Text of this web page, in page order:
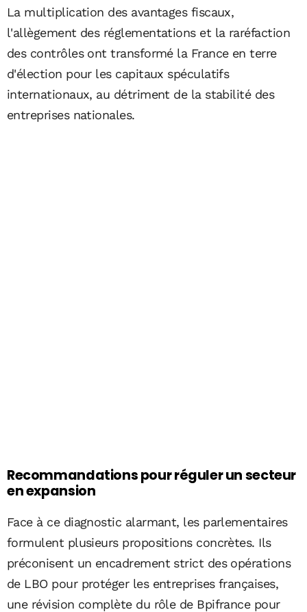
La multiplication des avantages fiscaux,
l'allègement des réglementations et la raréfaction
des contrôles ont transformé la France en terre
d'élection pour les capitaux spéculatifs
internationaux, au détriment de la stabilité des
entreprises nationales.
Recommandations pour réguler un secteur
en expansion
Face à ce diagnostic alarmant, les parlementaires
formulent plusieurs propositions concrètes. Ils
préconisent un encadrement strict des opérations
de LBO pour protéger les entreprises françaises,
une révision complète du rôle de Bpifrance pour